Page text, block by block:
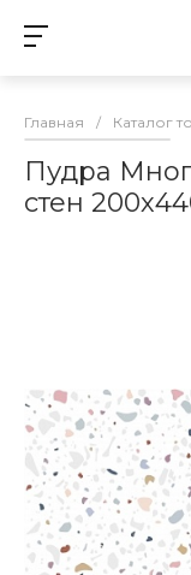
Главная / Каталог
Пудра
стен